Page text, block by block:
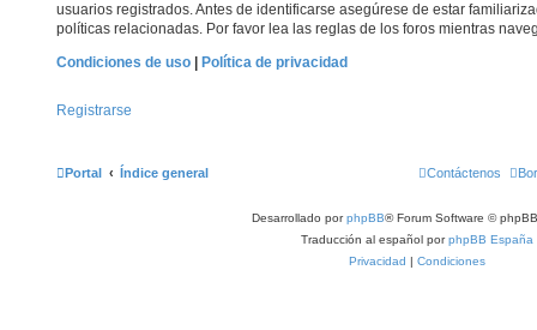
usuarios registrados. Antes de identificarse asegúrese de estar
políticas relacionadas. Por favor lea las reglas de los foros mientras
Condiciones de uso
Política de privacidad
Registrarse
Portal Índice general Contáctenos
Desarrollado porphpBB® Forum Software ©
Traducción al español porphpBB España
Privacidad | Condiciones